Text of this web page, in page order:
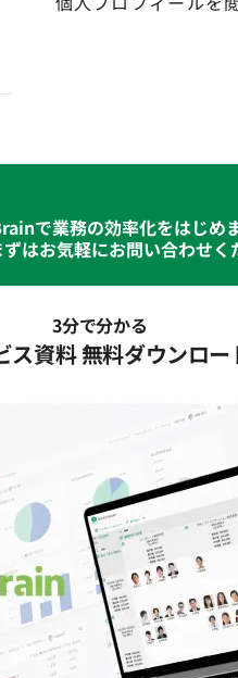
で業務の効率化をはじめ
ずはお気軽にお問い合わせく
3分で分かる
ス資料 無料ダウンロー